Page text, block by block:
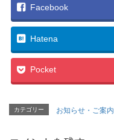
Facebook
Hatena
Pocket
カテゴリー お知らせ・ご案内